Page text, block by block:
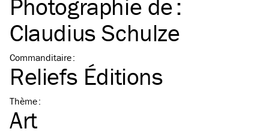
Photographie de :
Claudius Schulze
Commanditaire:
Reliefs Éditions
Thème:
Art